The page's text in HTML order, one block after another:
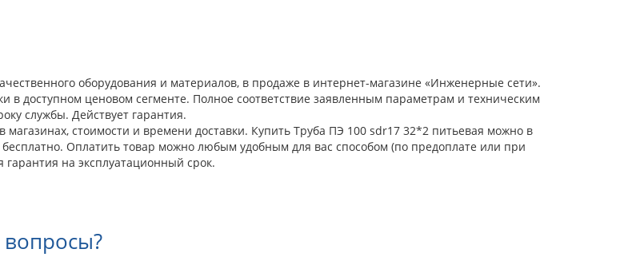
оборудования и материалов, в продаже в интернет-магазине «Инженерные сети».
в доступном ценовом сегменте. Полное соответствие заявленным параметрам и техническим
службы. Действует гарантия.
стоимости и времени доставки. Купить Труба ПЭ 100 sdr17 32*2 питьевая можно в
Оплатить товар можно любым удобным для вас способом (по предоплате или при
на эксплуатационный срок.
вопросы?